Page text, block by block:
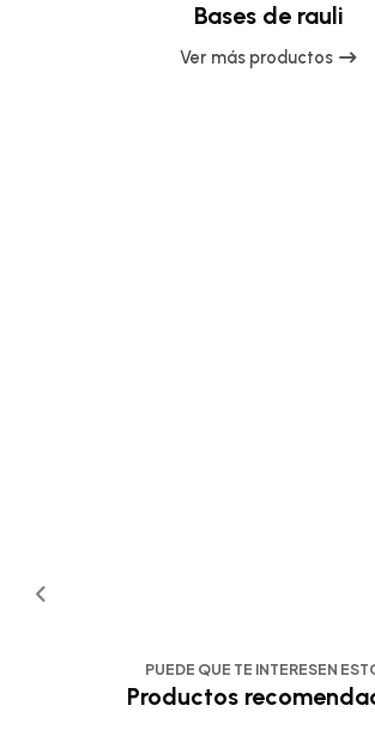
Bases de rauli
Ver más productos
PUEDE QUE TE INTERESEN
Productos